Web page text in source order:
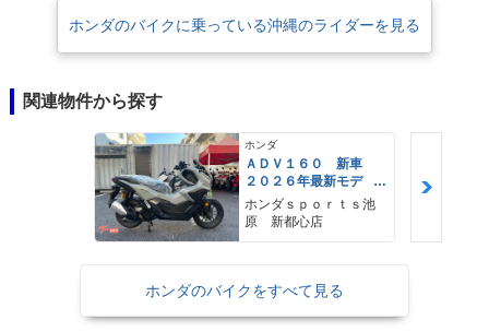
ホンダのバイクに乗っている沖縄のライダーを見る
関連物件から探す
ホンダ
ＡＤＶ１６０ 新車
２０２６年最新モデ
ル パールスモーキー
グレー スマートキ
ー ２９Ｌメットイ
ホンダｓｐｏｒｔｓ池
原 新都心店
ホンダのバイクをすべて見る